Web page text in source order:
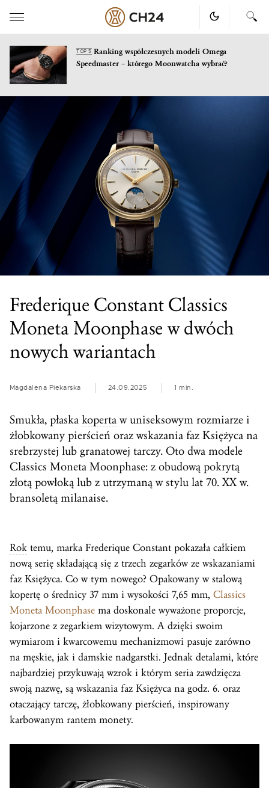
Skip
to
TOP 5Ranking współczesnych modeli Omega
Speedmaster – którego Moonwatcha wybrać?
Frederique Constant Classics
Moneta Moonphase w dwóch
nowych wariantach
Magdalena Piekarska 24.09.2025 1 min.
Smukła, płaska koperta w uniseksowym rozmiarze i
żłobkowany pierścień oraz wskazania faz Księżyca na
srebrzystej lub granatowej tarczy. Oto dwa modele
Classics Moneta Moonphase: z obudową pokrytą
złotą powłoką lub z utrzymaną w stylu lat 70. XX w.
bransoletą milanaise.
Rok temu, marka Frederique Constant pokazała całkiem
nową serię składającą się z trzech zegarków ze wskazaniami
faz Księżyca. Co w tym nowego? Opakowany w stalową
kopertę o średnicy 37 mm i wysokości 7,65 mm, Classics
Moneta Moonphase ma doskonale wyważone proporcje,
kojarzone z zegarkiem wizytowym. A dzięki swoim
wymiarom i kwarcowemu mechanizmowi pasuje zarówno
na męskie, jak i damskie nadgarstki. Jednak detalami, które
najbardziej przykuwają wzrok i którym seria zawdzięcza
swoją nazwę, są wskazania faz Księżyca na godz. 6. oraz
otaczający tarczę, żłobkowany pierścień, inspirowany
karbowanym rantem monety.